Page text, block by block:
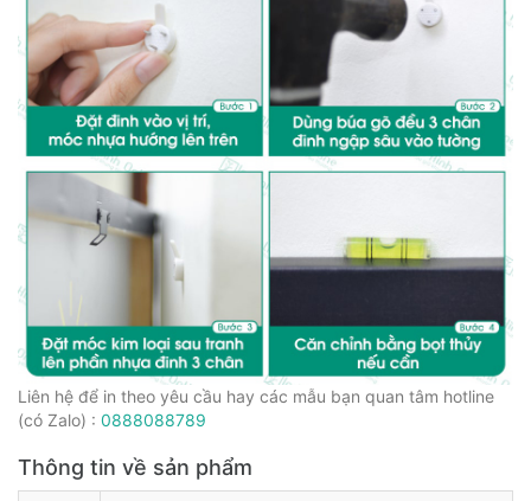
Liên hệ để in theo yêu cầu hay các mẫu bạn quan tâm hotline
(có Zalo) : 0888088789
Thông tin về sản phẩm